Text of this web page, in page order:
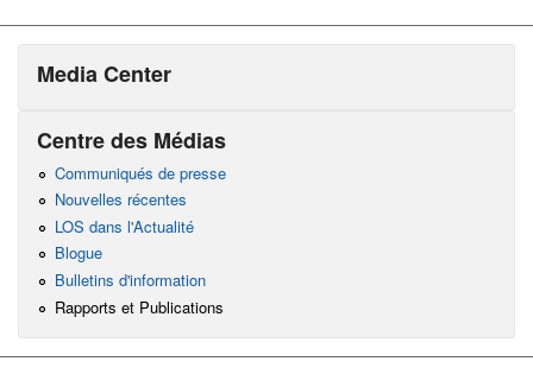
Media Center
Centre des Médias
Communiqués de presse
Nouvelles récentes
LOS dans l'Actualité
Blogue
Bulletins d'information
Rapports et Publications